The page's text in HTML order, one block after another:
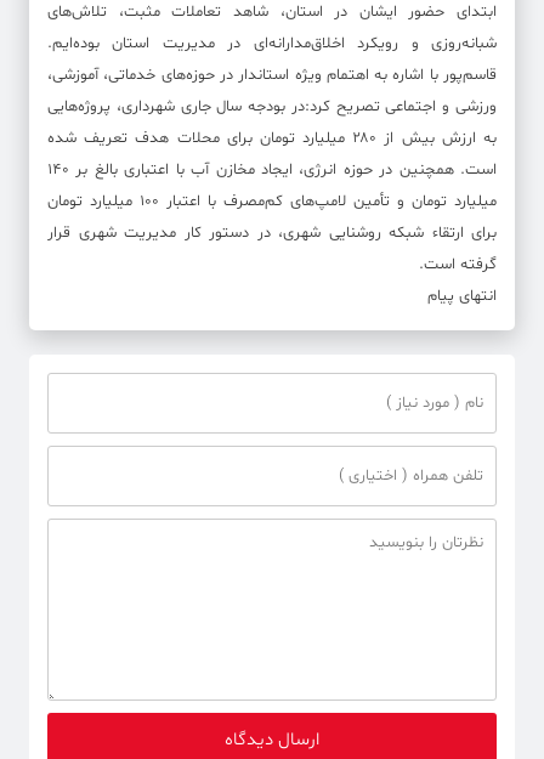
ابتدای حضور ایشان در استان، شاهد تعاملات مثبت، تلاش‌های
شبانه‌روزی و رویکرد اخلاق‌مدارانه‌ای در مدیریت استان بوده‌ایم.
قاسم‌پور با اشاره به اهتمام ویژه استاندار در حوزه‌های خدماتی، آموزشی،
ورزشی و اجتماعی تصریح کرد:در بودجه سال جاری شهرداری، پروژه‌هایی
به ارزش بیش از ۲۸۰ میلیارد تومان برای محلات هدف تعریف شده
است. همچنین در حوزه انرژی، ایجاد مخازن آب با اعتباری بالغ بر ۱۴۰
میلیارد تومان و تأمین لامپ‌های کم‌مصرف با اعتبار ۱۰۰ میلیارد تومان
برای ارتقاء شبکه روشنایی شهری، در دستور کار مدیریت شهری قرار
گرفته است.
انتهای پیام